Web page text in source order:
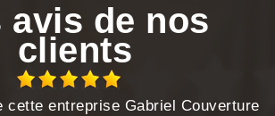
avis de nos
clients
cette entreprise Gabriel Couverture